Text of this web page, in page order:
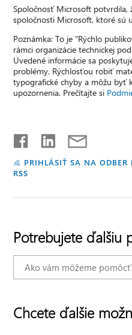
Spoločnosť Microsoft
spoločnosti Microsoft, ktoré sú
Poznámka: To je "Rýchlo
rámci organizácie technickej
Uvedené informácie sa
problémy. Rýchlosťou robiť
typografické chyby a môžu byť
upozornenia. Prečítajte si
PRIHLÁSIŤ SA NA
RSS
Potrebujete ďalšiu
Chcete ďalšie